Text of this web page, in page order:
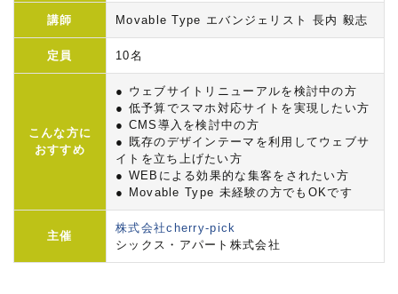
講師 Movable Type エバンジェリスト 長内 毅志
定員 10名
こんな方に
おすすめ
● ウェブサイトリニューアルを検討中の方
● 低予算でスマホ対応サイトを実現したい方
● CMS導入を検討中の方
● 既存のデザインテーマを利用してウェブサ
イトを立ち上げたい方
● WEBによる効果的な集客をされたい方
● Movable Type 未経験の方でもOKです
主催
株式会社cherry-pick
シックス・アパート株式会社